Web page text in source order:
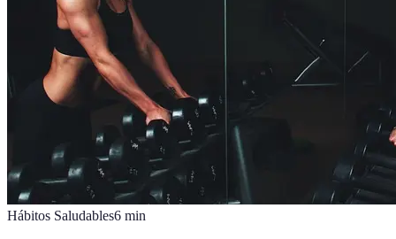
Hábitos Saludables6 min